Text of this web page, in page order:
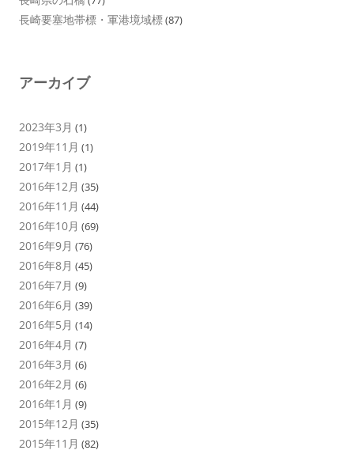
長崎要塞地帯標・軍港境域標(87)
アーカイブ
2023年3月 (1)
2019年11月 (1)
2017年1月 (1)
2016年12月 (35)
2016年11月 (44)
2016年10月 (69)
2016年9月 (76)
2016年8月 (45)
2016年7月 (9)
2016年6月 (39)
2016年5月 (14)
2016年4月 (7)
2016年3月 (6)
2016年2月 (6)
2016年1月 (9)
2015年12月 (35)
2015年11月 (82)